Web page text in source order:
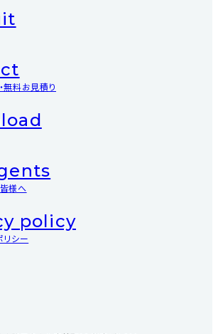
無料お見積り
様へ
policy
リシー